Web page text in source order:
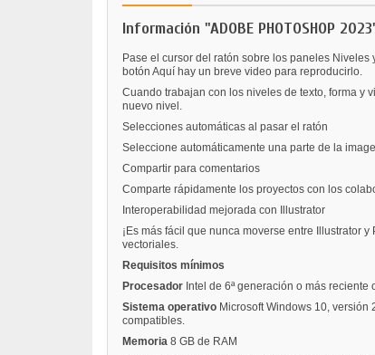
Información "ADOBE PHOTOSHOP
Pase el cursor del ratón sobre los paneles
botón Aquí hay un breve video para reproducirlo.
Cuando trabajan con los niveles de texto, forma y
nuevo nivel.
Selecciones automáticas al pasar el ratón
Seleccione automáticamente una parte de la
Compartir para comentarios
Comparte rápidamente los proyectos con los
Interoperabilidad mejorada con Illustrator
¡Es más fácil que nunca moverse entre Illustrator
vectoriales.
Requisitos mínimos
Procesador Intel de 6ª generación o más
Sistema operativo Microsoft Windows 10,
compatibles.
Memoria 8 GB de RAM